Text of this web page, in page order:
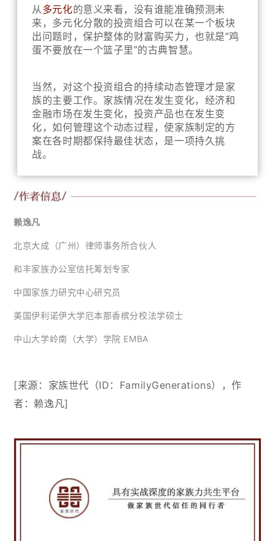
从多元化的意义来看，没有谁能准确预测未
来，多元化分散的投资组合可以在某一个板块
出问题时，保护整体的财富购买力，也就是“鸡
蛋不要放在一个篮子里”的古典智慧。
当然，对这个投资组合的持续动态管理才是家
族的主要工作。家族情况在发生变化，经济和
金融市场在发生变化，投资产品也在发生变
化，如何管理这个动态过程，使家族制定的方
案在各时期都保持最佳状态，是一项持久挑
战。
赖逸凡
北京大成（广州）律师事务所合伙人
和丰家族办公室信托筹划专家
中国家族力研究中心研究员
美国伊利诺伊大学厄本那香槟分校法学硕士
中山大学岭南（大学）学院 EMBA
[来源： 家族世代（ID：FamilyGenerations），作
者：赖逸凡]